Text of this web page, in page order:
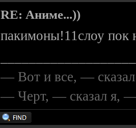
RE: Аниме...))
пакимоны!11слоу пок
— Вот и все, —
— Черт, — сказал я, —